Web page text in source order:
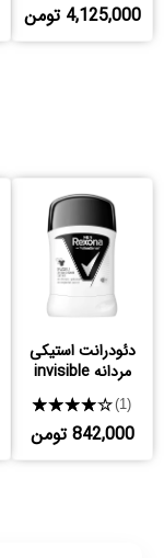
4,125,000 تومن
دئودرانت استیکی
مردانه invisible
★★★★★(1)
842,000 تومن